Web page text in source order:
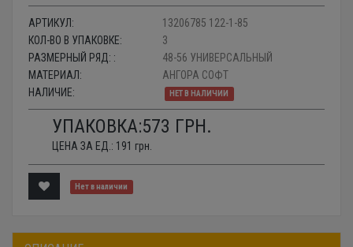
АРТИКУЛ:
13206785 122-1-85
КОЛ-ВО В УПАКОВКЕ:
3
РАЗМЕРНЫЙ РЯД: :
48-56 УНИВЕРСАЛЬНЫЙ
МАТЕРИАЛ:
АНГОРА СОФТ
НАЛИЧИЕ:
НЕТ В НАЛИЧИИ
УПАКОВКА:573 ГРН.
ЦЕНА ЗА ЕД.: 191 грн.
Нет в наличии